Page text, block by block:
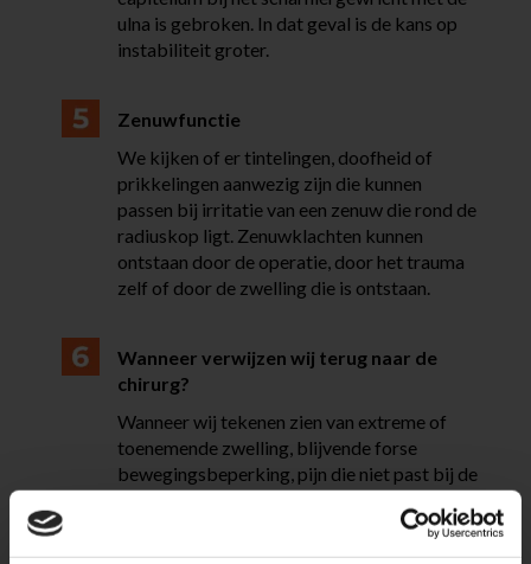
ulna is gebroken. In dat geval is de kans op
instabiliteit groter.
Zenuwfunctie
We kijken of er tintelingen, doofheid of
prikkelingen aanwezig zijn die kunnen
passen bij irritatie van een zenuw die rond de
radiuskop ligt. Zenuwklachten kunnen
ontstaan door de operatie, door het trauma
zelf of door de zwelling die is ontstaan.
Wanneer verwijzen wij terug naar de
chirurg?
Wanneer wij tekenen zien van extreme of
toenemende zwelling, blijvende forse
bewegingsbeperking, pijn die niet past bij de
ontsteking, of wanneer er twijfel bestaat
over de stand of genezing van het bot,